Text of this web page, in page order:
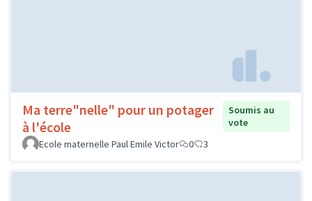
Ma terre"nelle" pour un potager
à l'école
Soumis au
vote
Ecole maternelle Paul Emile Victor
0 3